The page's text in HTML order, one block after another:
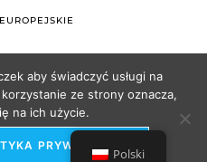
Agencja Seo Partner
Polski
aby świadczyć usługi na
ze strony oznacza,
na ich użycie.
PRYWATNOŚCI